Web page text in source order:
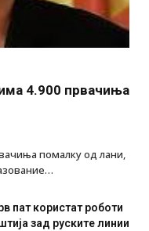
4.900 првачиња
помалку од лани,
пат користат роботи
зад руските линии